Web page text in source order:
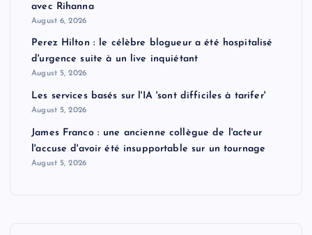
avec Rihanna
August 6, 2026
Perez Hilton : le célèbre blogueur a été hospitalisé
d'urgence suite à un live inquiétant
August 5, 2026
Les services basés sur l'IA 'sont difficiles à tarifer'
August 5, 2026
James Franco : une ancienne collègue de l'acteur
l'accuse d'avoir été insupportable sur un tournage
August 5, 2026